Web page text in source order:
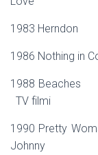
1983
1986 Nothing
1988
TV filmi
1990
Johnny